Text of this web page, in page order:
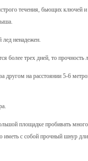
течения, бьющих ключей
ненадежен.
более трех дней, то прочность
другом на расстоянии 5-6
площадке пробивать много
с собой прочный шнур